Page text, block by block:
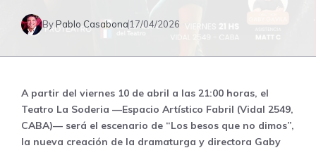
By Pablo Casabona17/04/2026
A partir del viernes 10 de abril a las 21:00 horas, el
Teatro La Soderia —Espacio Artístico Fabril (Vidal 2549,
CABA)— será el escenario de “Los besos que no dimos”,
la nueva creación de la dramaturga y directora Gaby